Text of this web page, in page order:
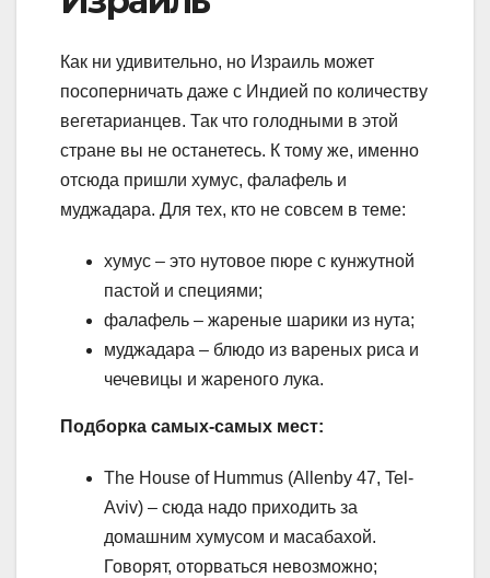
Как ни удивительно, но Израиль может
посоперничать даже с Индией по количеству
вегетарианцев. Так что голодными в этой
стране вы не останетесь. К тому же, именно
отсюда пришли хумус, фалафель и
муджадара. Для тех, кто не совсем в теме:
хумус – это нутовое пюре с кунжутной
пастой и специями;
фалафель – жареные шарики из нута;
муджадара – блюдо из вареных риса и
чечевицы и жареного лука.
Подборка самых-самых мест:
The House of Hummus (Allenby 47, Tel-
Aviv) – сюда надо приходить за
домашним хумусом и масабахой.
Говорят, оторваться невозможно;